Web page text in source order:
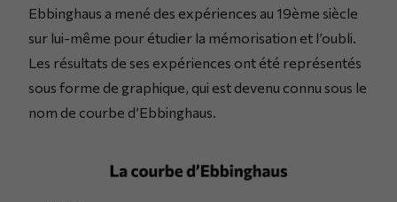
Ebbinghaus a mené des expériences au 19ème siècle
sur lui-même pour étudier la mémorisation et l’oubli.
Les résultats de ses expériences ont été représentés
sous forme de graphique, qui est devenu connu sous le
nom de courbe d’Ebbinghaus.